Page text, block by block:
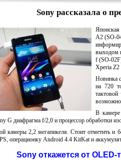
Sony рассказала о
Японская
A2 (SO-
выходом
f (SO-
Xperia Z2
Новинка
на 720
В
G диафрагма f/2,0 и процессор обработки
камеры 2,2 мегапикеля. Стоит отметить и
операционку Android 4.4 KitKat и
Sony откажется от